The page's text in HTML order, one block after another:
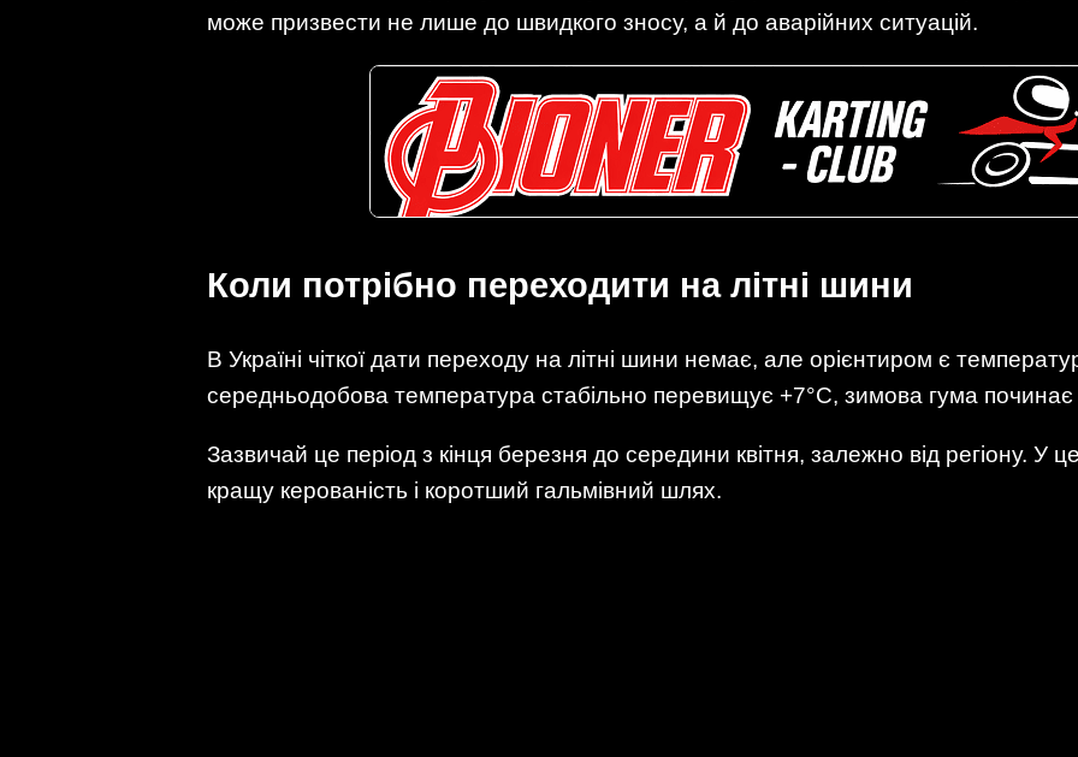
може призвести не лише до швидкого зносу, а й до аварійних ситуацій.
Коли потрібно переходити на літні шини
В Україні чіткої дати переходу на літні шини немає, але орієнтиром є
середньодобова температура стабільно перевищує +7°C, зимова гума починає
Зазвичай це період з кінця березня до середини квітня, залежно від регіону. У
кращу керованість і коротший гальмівний шлях.